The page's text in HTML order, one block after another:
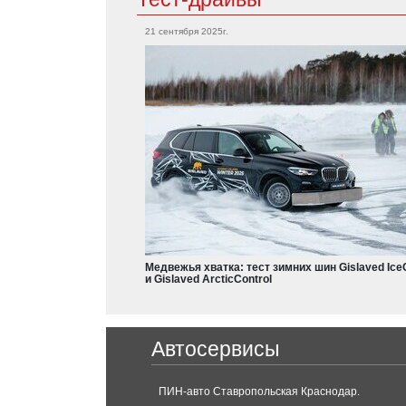
488 GTB
Mitsubishi
Outlander
L200
Eclipse
Colt
Nissan
Leaf
Armada
Pathfinder
21 сентября 2025г.
Медвежья хватка: тест зимних шин Gislaved
и Gislaved ArcticControl
Автосервисы
ПИН-авто Ставропольская Краснодар.